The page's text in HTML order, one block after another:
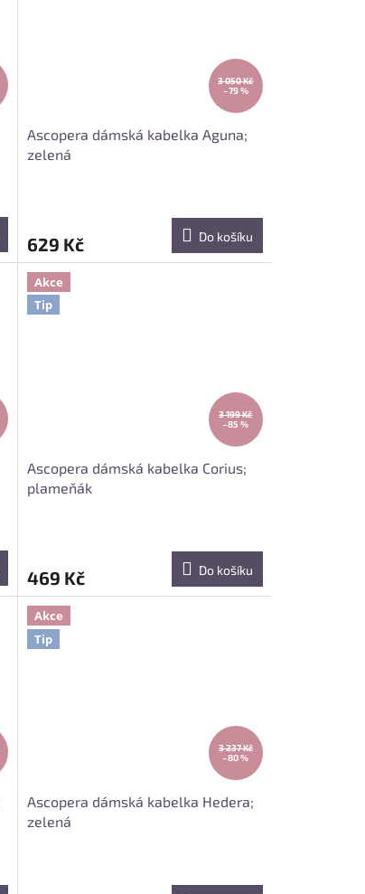
3 050 Kč
–79 %
Ascopera dámská kabelka Aguna;
zelená
629 Kč Do košíku
Akce
Tip
3 199 Kč
–85 %
Ascopera dámská kabelka Corius;
plameňák
469 Kč Do košíku
Akce
Tip
3 237 Kč
–80 %
Ascopera dámská kabelka Hedera;
zelená